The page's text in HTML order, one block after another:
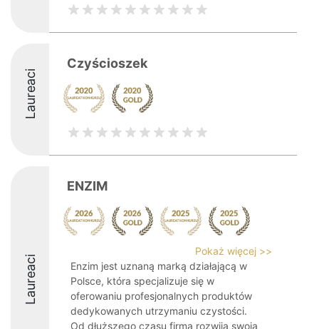
Laureaci
Czyścioszek
Laureaci
ENZIM
Pokaż więcej >>
Enzim jest uznaną marką działającą w
Polsce, która specjalizuje się w
oferowaniu profesjonalnych produktów
dedykowanych utrzymaniu czystości.
Od dłuższego czasu firma rozwija swoją